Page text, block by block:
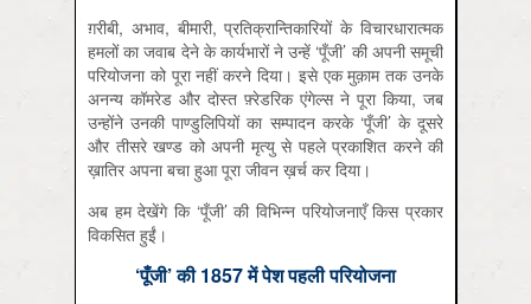
ग़रीबी, अभाव, बीमारी, प्रतिक्रान्तिकारियों के विचारधारात्मक
हमलों का जवाब देने के कार्यभारों ने उन्हें ‘पूँजी’ की अपनी समूची
परियोजना को पूरा नहीं करने दिया। इसे एक मुक़ाम तक उनके
अनन्य कॉमरेड और दोस्त फ़्रेडरिक एंगेल्स ने पूरा किया, जब
उन्होंने उनकी पाण्डुलिपियों का सम्पादन करके ‘पूँजी’ के दूसरे
और तीसरे खण्ड को अपनी मृत्यु से पहले प्रकाशित करने की
ख़ातिर अपना बचा हुआ पूरा जीवन ख़र्च कर दिया।
अब हम देखेंगे कि ‘पूँजी’ की विभिन्न परियोजनाएँ किस प्रकार
विकसित हुईं।
‘पूँजी’ की 1857 में पेश पहली परियोजना